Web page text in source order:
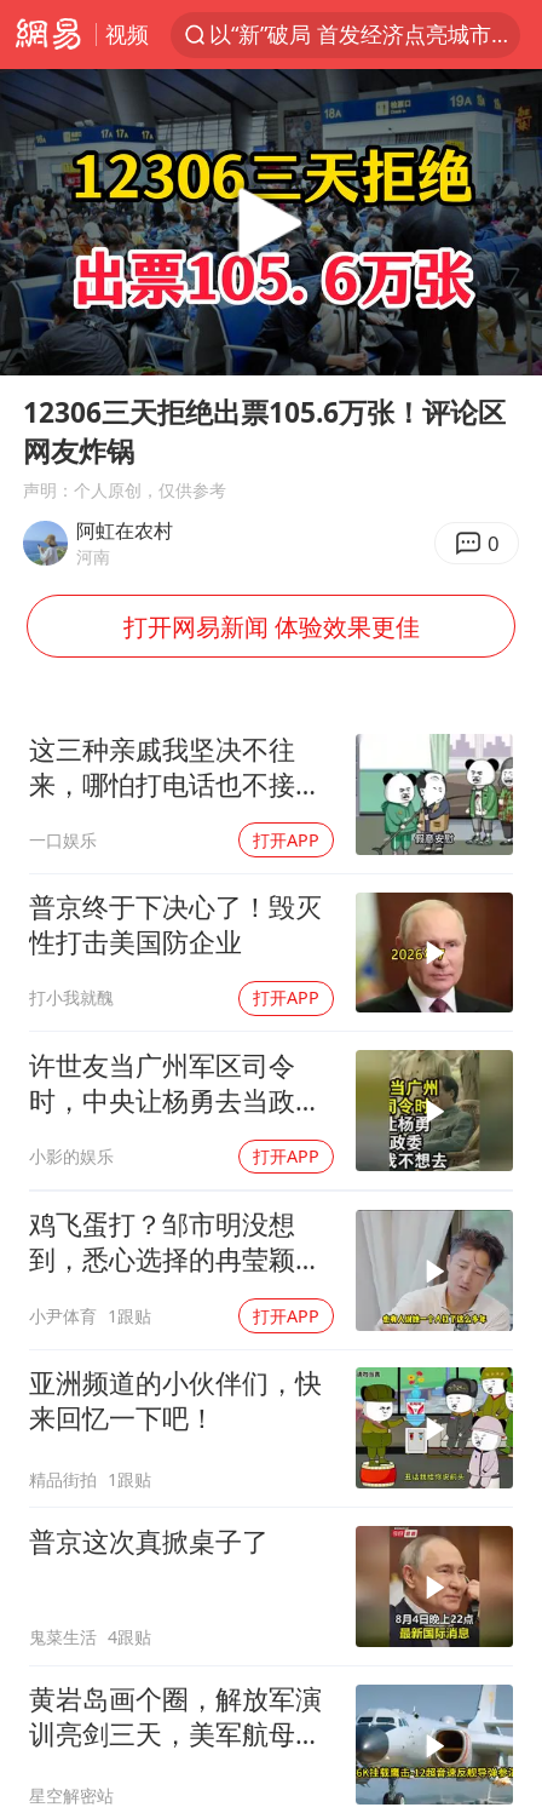
视频
以“新”破局 首发经济点亮城市消费活力
台风白海豚影响中国已成定局
中方回应是否开采太平洋海底稀土资源
昆明石林火把节
外交部发言人就广岛核爆81周年等答记者问
我国编制完成新版全月地质图
胡塞武装袭扰红海航运行动升级
郑国霖回应去景区上班被保安拦下
80后女柜员逆袭成4200亿银行副行长
泰国一女公务员妆容引争议 本人回应
多地要求领导干部带头休假
关之琳否认与27岁模特的恋情
把党建设得更加坚强有力
奋进开新局 实干挑大梁
Play
00:00 02:17
12306三天拒绝出票105.6万张！评论区
网友炸锅
声明：个人原创，仅供参考
阿虹在农村
河南 0
打开网易新闻 体验效果更佳
这三种亲戚我坚决不往
来，哪怕打电话也不接，
一口娱乐 打开APP
普京终于下决心了！毁灭
性打击美国防企业
打小我就醜 打开APP
许世友当广州军区司令
时，中央让杨勇去当政
委，杨勇说：我不想去
小影的娱乐 打开APP
鸡飞蛋打？邹市明没想
到，悉心选择的冉莹颖，
击碎了他最后的体面
小尹体育 1跟贴 打开APP
亚洲频道的小伙伴们，快
来回忆一下吧！
精品街拍 1跟贴
普京这次真掀桌子了
鬼菜生活 4跟贴
黄岩岛画个圈，解放军演
训亮剑三天，美军航母从
星空解密站